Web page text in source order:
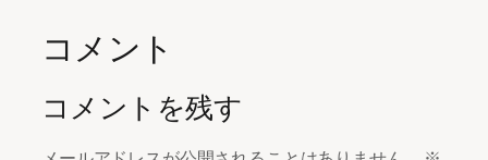
コメント
コメントを残す